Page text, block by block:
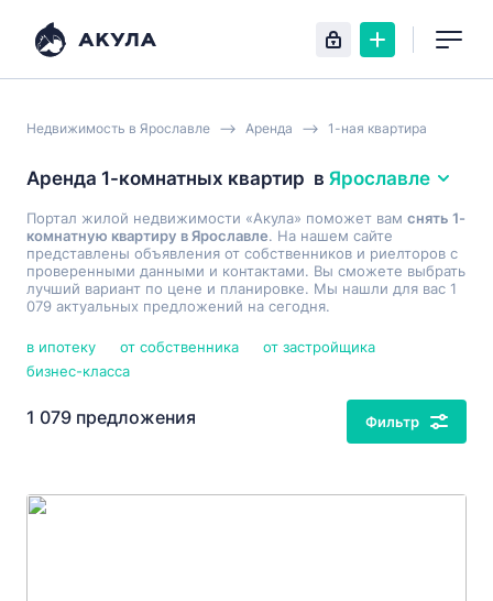
Недвижимость в Ярославле Аренда 1-ная квартира
Аренда 1-комнатных квартир в Ярославле
Портал жилой недвижимости «Акула» поможет вам снять 1-
комнатную квартиру в Ярославле. На нашем сайте
представлены объявления от собственников и риелторов с
проверенными данными и контактами. Вы сможете выбрать
лучший вариант по цене и планировке. Мы нашли для вас 1
079 актуальных предложений на сегодня.
в ипотеку от собственника
от застройщика
бизнес-класса
1 079 предложения Фильтр